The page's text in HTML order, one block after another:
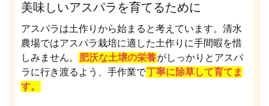
美味しいアスパラを育てるために
アスパラは土作りから始まると考えています。清水
農場ではアスパラ栽培に適した土作りに手間暇を惜
しみません。
肥沃な土壌の栄養がしっかりとアスパ
ラに行き渡るよう、手作業で丁寧に除草して育てま
す。